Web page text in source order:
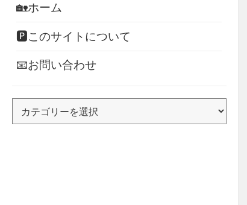
🏡ホーム
🅿このサイトについて
📧お問い合わせ